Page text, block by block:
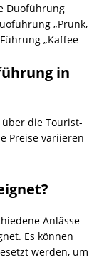
Duoführung
„Prunk,
„Kaffee
in
die Tourist-
Preise variieren
Anlässe
Es können
werden, um